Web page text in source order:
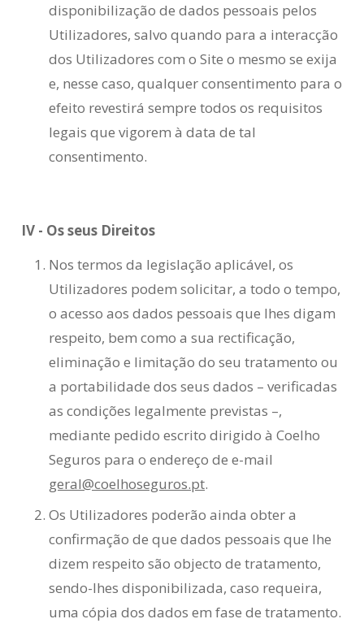
disponibilização de dados pessoais pelos
Utilizadores, salvo quando para a interacção
dos Utilizadores com o Site o mesmo se exija
e, nesse caso, qualquer consentimento para o
efeito revestirá sempre todos os requisitos
legais que vigorem à data de tal
consentimento.
IV - Os seus Direitos
Nos termos da legislação aplicável, os
Utilizadores podem solicitar, a todo o tempo,
o acesso aos dados pessoais que lhes digam
respeito, bem como a sua rectificação,
eliminação e limitação do seu tratamento ou
a portabilidade dos seus dados – verificadas
as condições legalmente previstas –,
mediante pedido escrito dirigido à Coelho
Seguros para o endereço de e-mail
geral@coelhoseguros.pt.
Os Utilizadores poderão ainda obter a
confirmação de que dados pessoais que lhe
dizem respeito são objecto de tratamento,
sendo-lhes disponibilizada, caso requeira,
uma cópia dos dados em fase de tratamento.